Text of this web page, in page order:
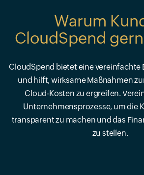
Warum
CloudSpend
CloudSpend bietet eine
und hilft, wirksame Maßnahmen
Cloud-Kosten zu ergreifen.
Unternehmensprozesse, um die
transparent zu machen und das
zu stellen.